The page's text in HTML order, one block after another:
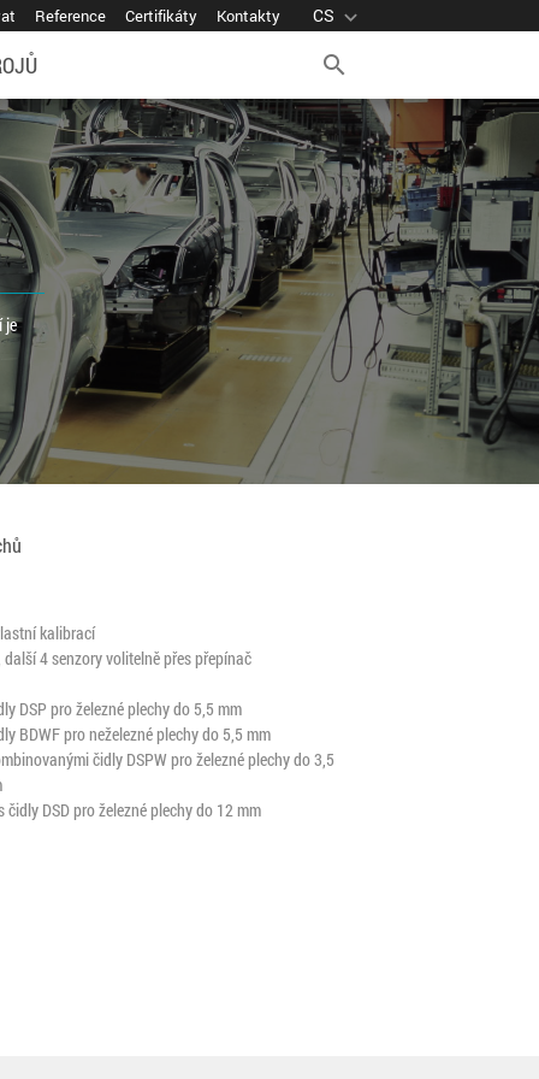
Reference Certifikáty Kontakty CS expand_more
search
je
kalibrací
4 senzory volitelně přes přepínač
DSP pro železné plechy do 5,5 mm
BDWF pro neželezné plechy do 5,5 mm
čidly DSPW pro železné plechy do 3,5
DSD pro železné plechy do 12 mm